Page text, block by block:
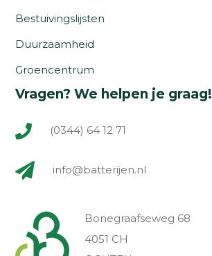
Bestuivingslijsten
Duurzaamheid
Groencentrum
Vragen? We helpen je graag!
(0344) 64 12 71
info@batterijen.nl
Bonegraafseweg 68
4051 CH